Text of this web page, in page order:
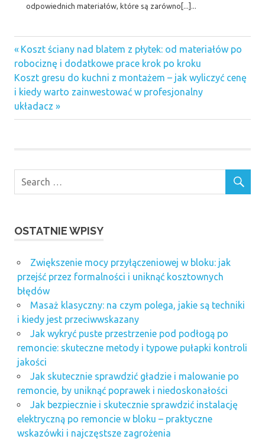
odpowiednich materiałów, które są zarówno[...]...
Nawigacja
wpisu
Previous
Post:
Koszt ściany nad blatem z płytek: od materiałów po
robociznę i dodatkowe prace krok po kroku
Next
Post:
Koszt gresu do kuchni z montażem – jak wyliczyć cenę
i kiedy warto zainwestować w profesjonalny
układacz
OSTATNIE WPISY
Zwiększenie mocy przyłączeniowej w bloku: jak
przejść przez formalności i uniknąć kosztownych
błędów
Masaż klasyczny: na czym polega, jakie są techniki
i kiedy jest przeciwwskazany
Jak wykryć puste przestrzenie pod podłogą po
remoncie: skuteczne metody i typowe pułapki kontroli
jakości
Jak skutecznie sprawdzić gładzie i malowanie po
remoncie, by uniknąć poprawek i niedoskonałości
Jak bezpiecznie i skutecznie sprawdzić instalację
elektryczną po remoncie w bloku – praktyczne
wskazówki i najczęstsze zagrożenia